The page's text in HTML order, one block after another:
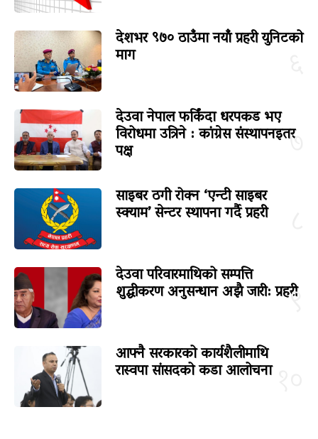
देशभर ९७० ठाउँमा नयाँ प्रहरी युनिटको
माग
७
देउवा नेपाल फर्किंदा धरपकड भए
विरोधमा उत्रिने : कांग्रेस संस्थापनइतर
पक्ष
साइबर ठगी रोक्न ‘एन्टी साइबर
स्क्याम’ सेन्टर स्थापना गर्दै प्रहरी
९
देउवा परिवारमाथिको सम्पत्ति
शुद्धीकरण अनुसन्धान अझै जारी: प्रहरी
आफ्नै सरकारको कार्यशैलीमाथि
रास्वपा सांसदको कडा आलोचना